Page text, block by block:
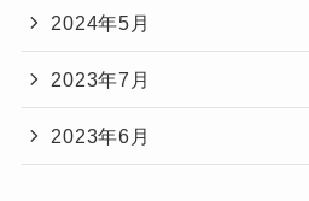
2024年5月
2023年7月
2023年6月